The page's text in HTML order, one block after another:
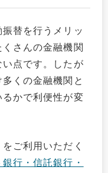
替を行うメリッ
さんの金融機関
点です。したが
くの金融機関と
かで利便性が変
ご利用いただく
行・信託銀行・